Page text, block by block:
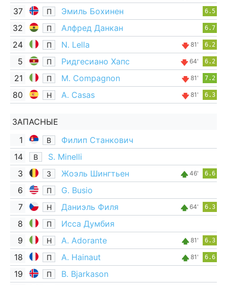
37 П Эмиль Бохинен 6.5
32 П Алфред Данкан 6.7
24 П N. Lella 81' 6.2
5 П Ридгесиано Хапс 64' 6.2
21 П M. Compagnon 81' 7.2
80 Н A. Casas 81' 6.3
ЗАПАСНЫЕ
1
В
Филип Станкович
14
В
S. Minelli
3
З Жоэль Шингтьен 46' 6.6
6 П
G. Busio
7
Н Даниэль Филя 64' 6.3
8 П
Исса Думбия
9
Н A. Adorante 81' 6.3
18 П A. Hainaut 81' 6.6
19 П
B. Bjarkason